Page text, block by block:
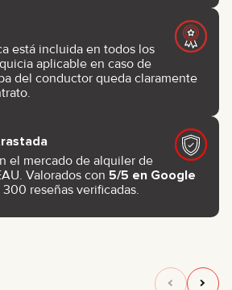
está incluida en todos los
aplicable en caso de
del conductor queda claramente
el mercado de alquiler de
Valorados con 5/5 en Google
reseñas verificadas.